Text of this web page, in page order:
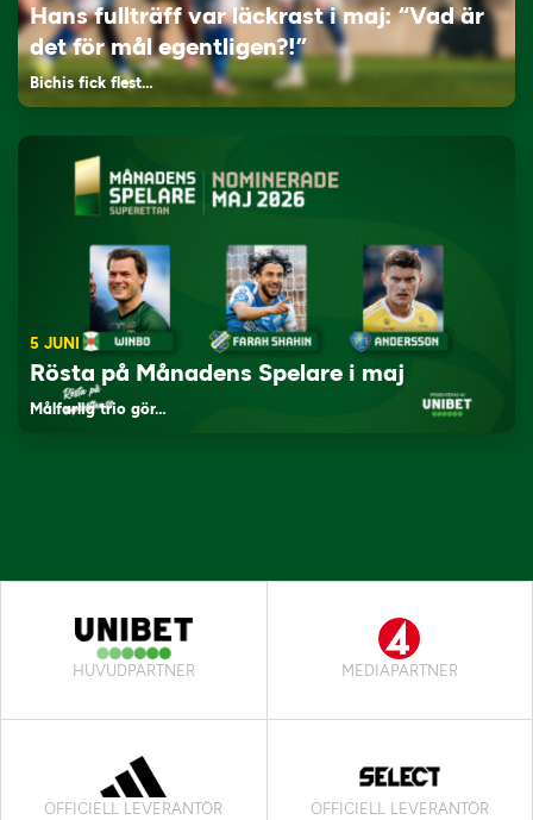
Hans fullträff var läckrast i maj: “Vad är
det för mål egentligen?!”
Bichis fick flest…
5 JUNI
Rösta på Månadens Spelare i maj
Målfarlig trio gör…
HUVUDPARTNER MEDIAPARTNER
OFFICIELL LEVERANTÖR OFFICIELL LEVERANTÖR